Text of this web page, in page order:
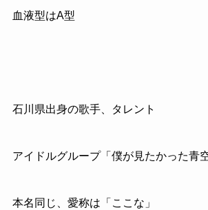
血液型はA型
石川県出身の歌手、タレント
アイドルグループ「僕が見たかった青
本名同じ、愛称は「ここな」